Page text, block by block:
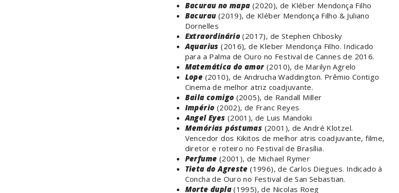
Bacurau no mapa (2020), de Kléber Mendonça Filho
Bacurau (2019), de Kléber Mendonça Filho & Juliano
Dornelles
Extraordinário(2017), de Stephen Chbosky
Aquarius (2016), de Kleber Mendonça Filho. Indicado
para a Palma de Ouro no Festival de Cannes de 2016.
Matemática do amor (2010), de Marilyn Agrelo
Lope (2010), de Andrucha Waddington. Prêmio Contigo
Cinema de melhor atriz coadjuvante.
Baila comigo (2005), de Randall Miller
Império (2002), de Franc Reyes
Angel Eyes (2001), de Luis Mandoki
Memórias póstumas (2001), de André Klotzel.
Vencedor dos Kikitos de melhor atris coadjuvante, filme,
diretor e roteiro no Festival de Brasília.
Perfume (2001), de Michael Rymer
Tieta do Agreste (1996), de Carlos Diegues. Indicado à
Concha de Ouro no Festival de San Sebastian.
Morte dupla(1995), de Nicolas Roeg